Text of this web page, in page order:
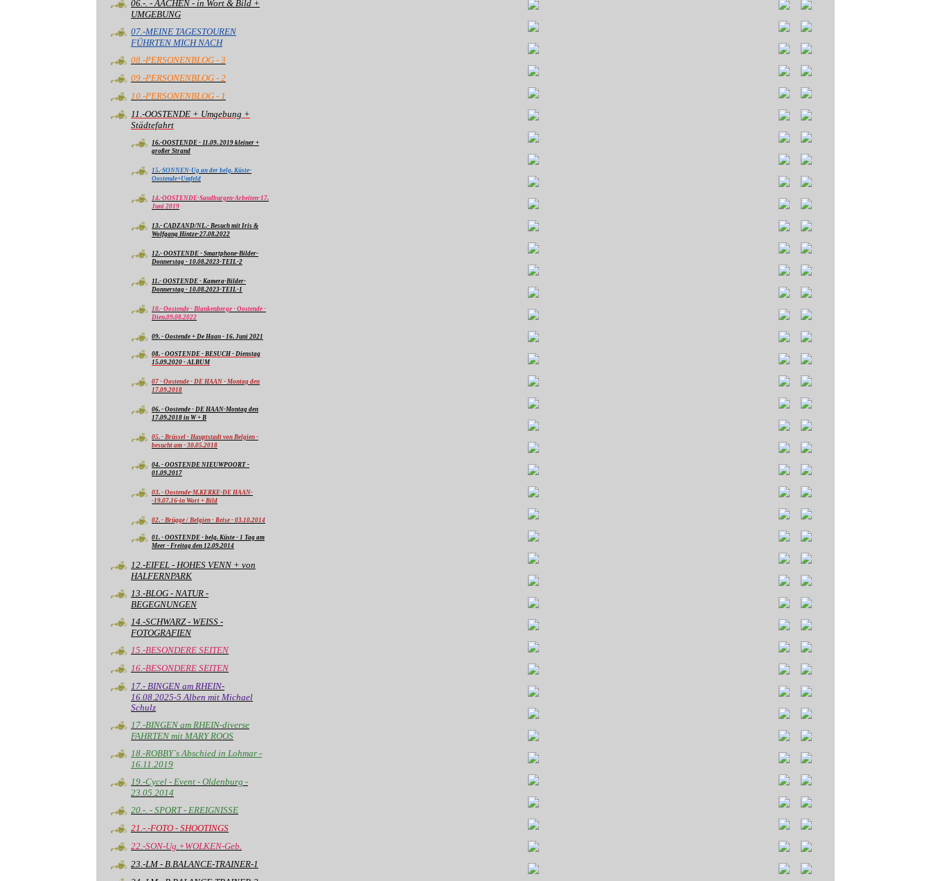
06.-. - AACHEN - in Wort & Bild +
UMGEBUNG
07.-MEINE TAGESTOUREN
FÜHRTEN MICH NACH
08.-PERSONENBLOG - 3
09.-PERSONENBLOG - 2
10.-PERSONENBLOG - 1
11.-OOSTENDE + Umgebung +
Städtefahrt
16.-OOSTENDE - 11.09. 2019 kleiner +
großer Strand
15.-SONNEN-Ug an der belg. Küste-
Oostende+Umfeld
14.-OOSTENDE-Sandburgen-Arbeiten-17.
Juni 2019
13.- CADZAND/NL.- Besuch mit Iris &
Wolfgang Hintze-27.08.2022
12.- OOSTENDE - Smartphone-Bilder-
Donnerstag - 10.08.2023-TEIL-2
11.- OOSTENDE - Kamera-Bilder-
Donnerstag - 10.08.2023-TEIL-1
10.- Oostende - Blankenberge - Oostende -
Dien.09.08.2022
09. - Oostende + De Haan - 16. Juni 2021
08. - OOSTENDE - BESUCH - Dienstag
15.09.2020 - ALBUM
07 - Oostende - DE HAAN - Montag den
17.09.2018
06. - Oostende - DE HAAN-Montag den
17.09.2018 in W + B
05. - Brüssel - Hauptstadt von Belgien -
besucht am - 30.05.2018
04. - OOSTENDE NIEUWPOORT -
01.09.2017
03. - Oostende-M.KERKE-DE HAAN-
-19.07.16-in Wort + Bild
02. - Brügge / Belgien - Reise - 03.10.2014
01. - OOSTENDE - belg. Küste - 1 Tag am
Meer - Freitag den 12.09.2014
12.-EIFEL - HOHES VENN + von
HALFERNPARK
13.-BLOG - NATUR -
BEGEGNUNGEN
14.-SCHWARZ - WEISS -
FOTOGRAFIEN
15.-BESONDERE SEITEN
16.-BESONDERE SEITEN
17.- BINGEN am RHEIN-
16.08.2025-5 Alben mit Michael
Schulz
17.-BINGEN am RHEIN-diverse
FAHRTEN mit MARY ROOS
18.-ROBBY`s Abschied in Lohmar -
16.11.2019
19.-Cycel - Event - Oldenburg -
23.05.2014
20.-. - SPORT - EREIGNISSE
21.-.-FOTO - SHOOTINGS
22.-SON-Ug.+WOLKEN-Geb.
23.-LM - B.BALANCE-TRAINER-1